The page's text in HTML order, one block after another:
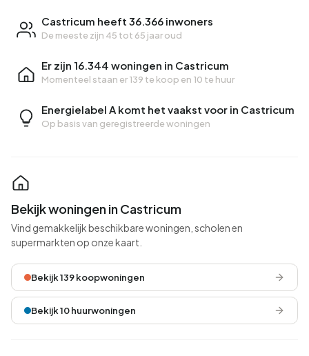
Castricum heeft 36.366 inwoners
De meeste zijn 45 tot 65 jaar oud
Er zijn 16.344 woningen in Castricum
Momenteel staan er139 te koop en 10 te huur
Energielabel A komt het vaakst voor in Castricum
Op basis van geregistreerde woningen
Bekijk woningen in Castricum
Vind gemakkelijk beschikbare woningen, scholen en
supermarkten op onze kaart.
Bekijk 139 koopwoningen
Bekijk 10 huurwoningen